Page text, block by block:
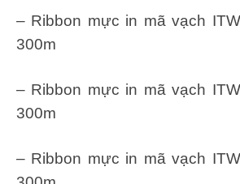
– Ribbon mực in mã vạch
300m
– Ribbon mực in mã vạch
300m
– Ribbon mực in mã vạch